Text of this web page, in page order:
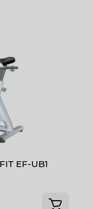
EF-UB1